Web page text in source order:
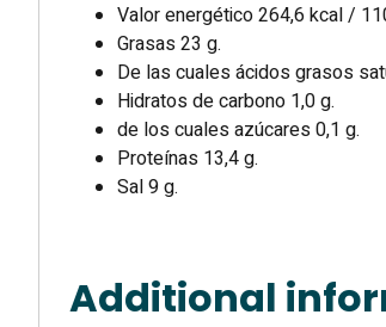
Valor energético 264,6 kcal /
Grasas 23 g.
De las cuales ácidos grasos
Hidratos de carbono 1,0 g.
de los cuales azúcares 0,1 g.
Proteínas 13,4 g.
Sal 9 g.
Additional